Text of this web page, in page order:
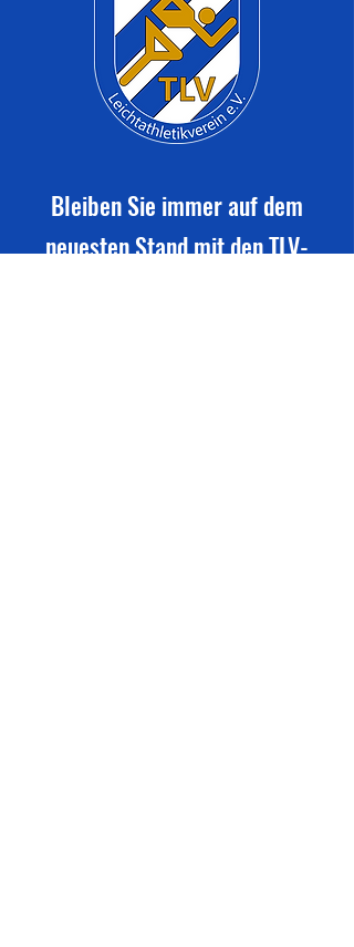
Bleiben Sie immer auf dem
neuesten Stand mit den TLV-